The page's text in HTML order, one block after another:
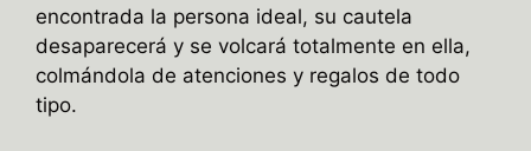
encontrada la persona ideal, su cautela
desaparecerá y se volcará totalmente en ella,
colmándola de atenciones y regalos de todo
tipo.